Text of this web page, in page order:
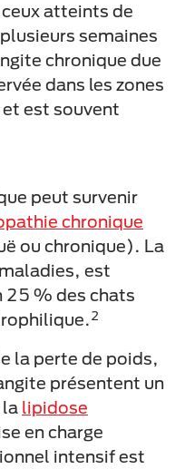
atteints de
semaines
chronique due
dans les zones
est souvent
peut survenir
chronique
ou chronique). La
est
25 % des chats
2
la perte de poids,
présentent un
la lipidose
en charge
intensif est